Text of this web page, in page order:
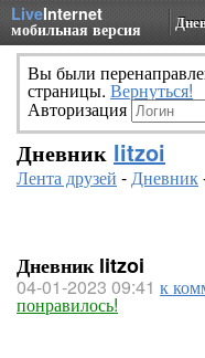
LiveInternet
мобильная версия
Вы были
страницы. Вернуться!
Авторизация
Дневник litzoi
Лента друзей -Дневник
Дневник litzoi
04-01-2023 09:41 к
понравилось!